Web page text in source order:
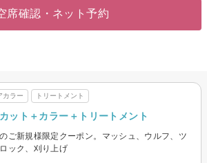
席確認・ネット予約
カラー トリートメント
ット＋カラー＋トリートメント
ご新規様限定クーポン。マッシュ、ウルフ、ツ
ック、刈り上げ